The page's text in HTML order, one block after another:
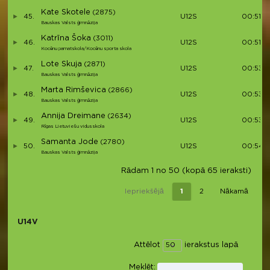
45.
Kate Skotele (2875)
Bauskas Valsts ģimnāzija
U12S
46.
Katrīna Šoka (3011)
Kocēnu pamatskola/Kocēnu sporta skola
U12S
47.
Lote Skuja (2871)
Bauskas Valsts ģimnāzija
U12S
48.
Marta Rimševica (2866)
Bauskas Valsts ģimnāzija
U12S
49.
Annija Dreimane (2634)
Rīgas Lietuviešu vidusskola
U12S
50.
Samanta Jode (2780)
Bauskas Valsts ģimnāzija
U12S
Rādam 1 no 50 (kopā 65 ieraksti)
Iepriekšējā 1 2 Nākamā
U14V
Attēlot ierakstus lapā
Meklēt: